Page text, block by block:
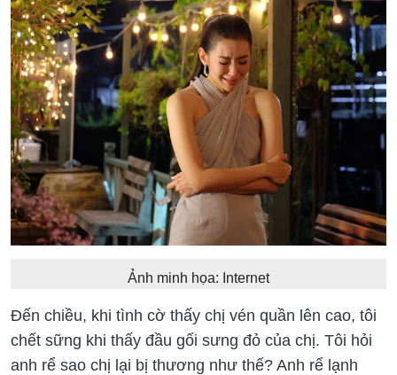
Ảnh minh họa: Internet
Đến chiều, khi tình cờ thấy chị vén quần lên cao, tôi
chết sững khi thấy đầu gối sưng đỏ của chị. Tôi hỏi
anh rể sao chị lại bị thương như thế? Anh rể lạnh